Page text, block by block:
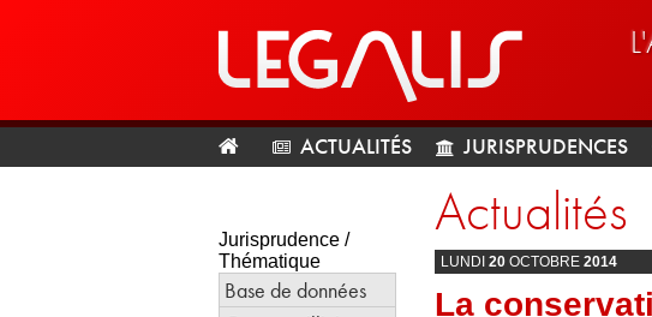
ACTUALITÉS JURISPRUDENCES
Jurisprudence /
Thématique
Base de données
Actualités
LUNDI 20 OCTOBRE 2014
La